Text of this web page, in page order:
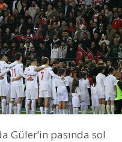
Güler’in pasında sol